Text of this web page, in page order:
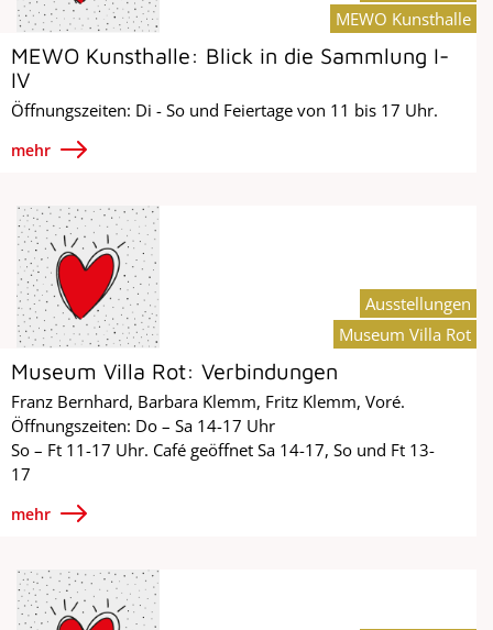
MEWO Kunsthalle: Blick in die Sammlung I-
IV
Öffnungszeiten: Di - So und Feiertage von 11 bis 17 Uhr.
mehr
MEWO Kunsthalle
Museum Villa Rot: Verbindungen
Franz Bernhard, Barbara Klemm, Fritz Klemm, Voré.
Öffnungszeiten: Do – Sa 14-17 Uhr
So – Ft 11-17 Uhr. Café geöffnet Sa 14-17, So und Ft 13-
17
mehr
Ausstellungen
Museum Villa Rot